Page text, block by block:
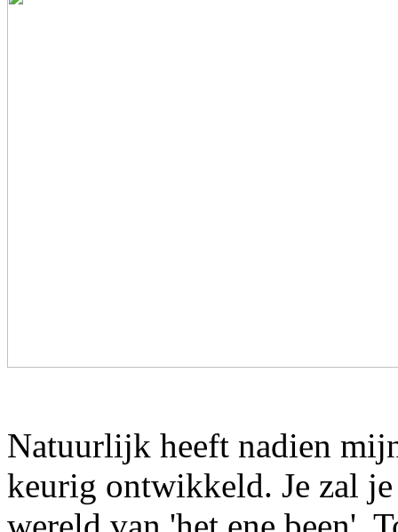
Natuurlijk heeft nadien
keurig ontwikkeld. Je zal